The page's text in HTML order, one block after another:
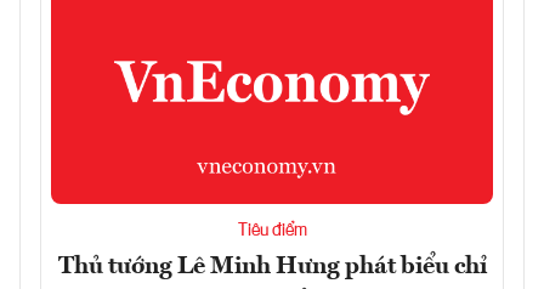
Tiêu điểm
Thủ tướng Lê Minh Hưng phát biểu chỉ